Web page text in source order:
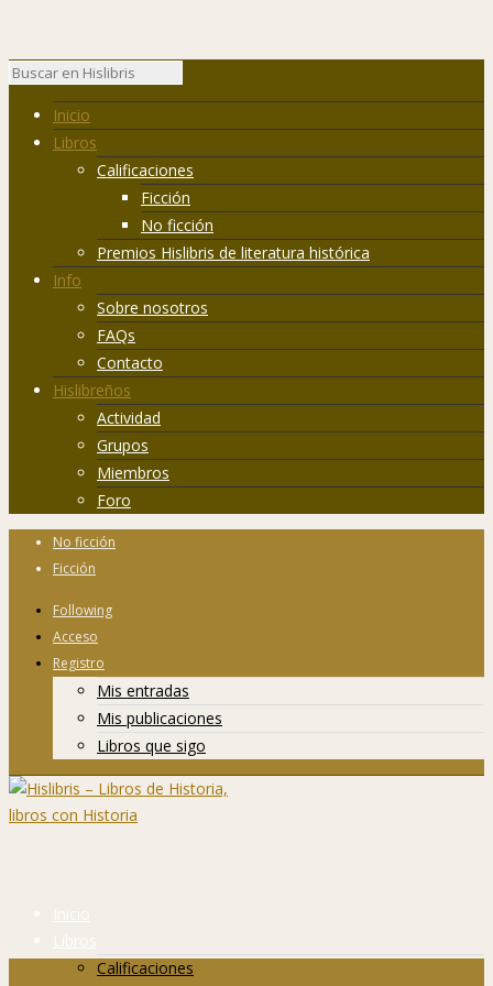
Inicio
Libros
Calificaciones
Ficción
No ficción
Premios Hislibris de literatura histórica
Info
Sobre nosotros
FAQs
Contacto
Hislibreños
Actividad
Grupos
Miembros
Foro
No ficción
Ficción
Following
Acceso
Registro
Mis entradas
Mis publicaciones
Libros que sigo
Inicio
Libros
Calificaciones